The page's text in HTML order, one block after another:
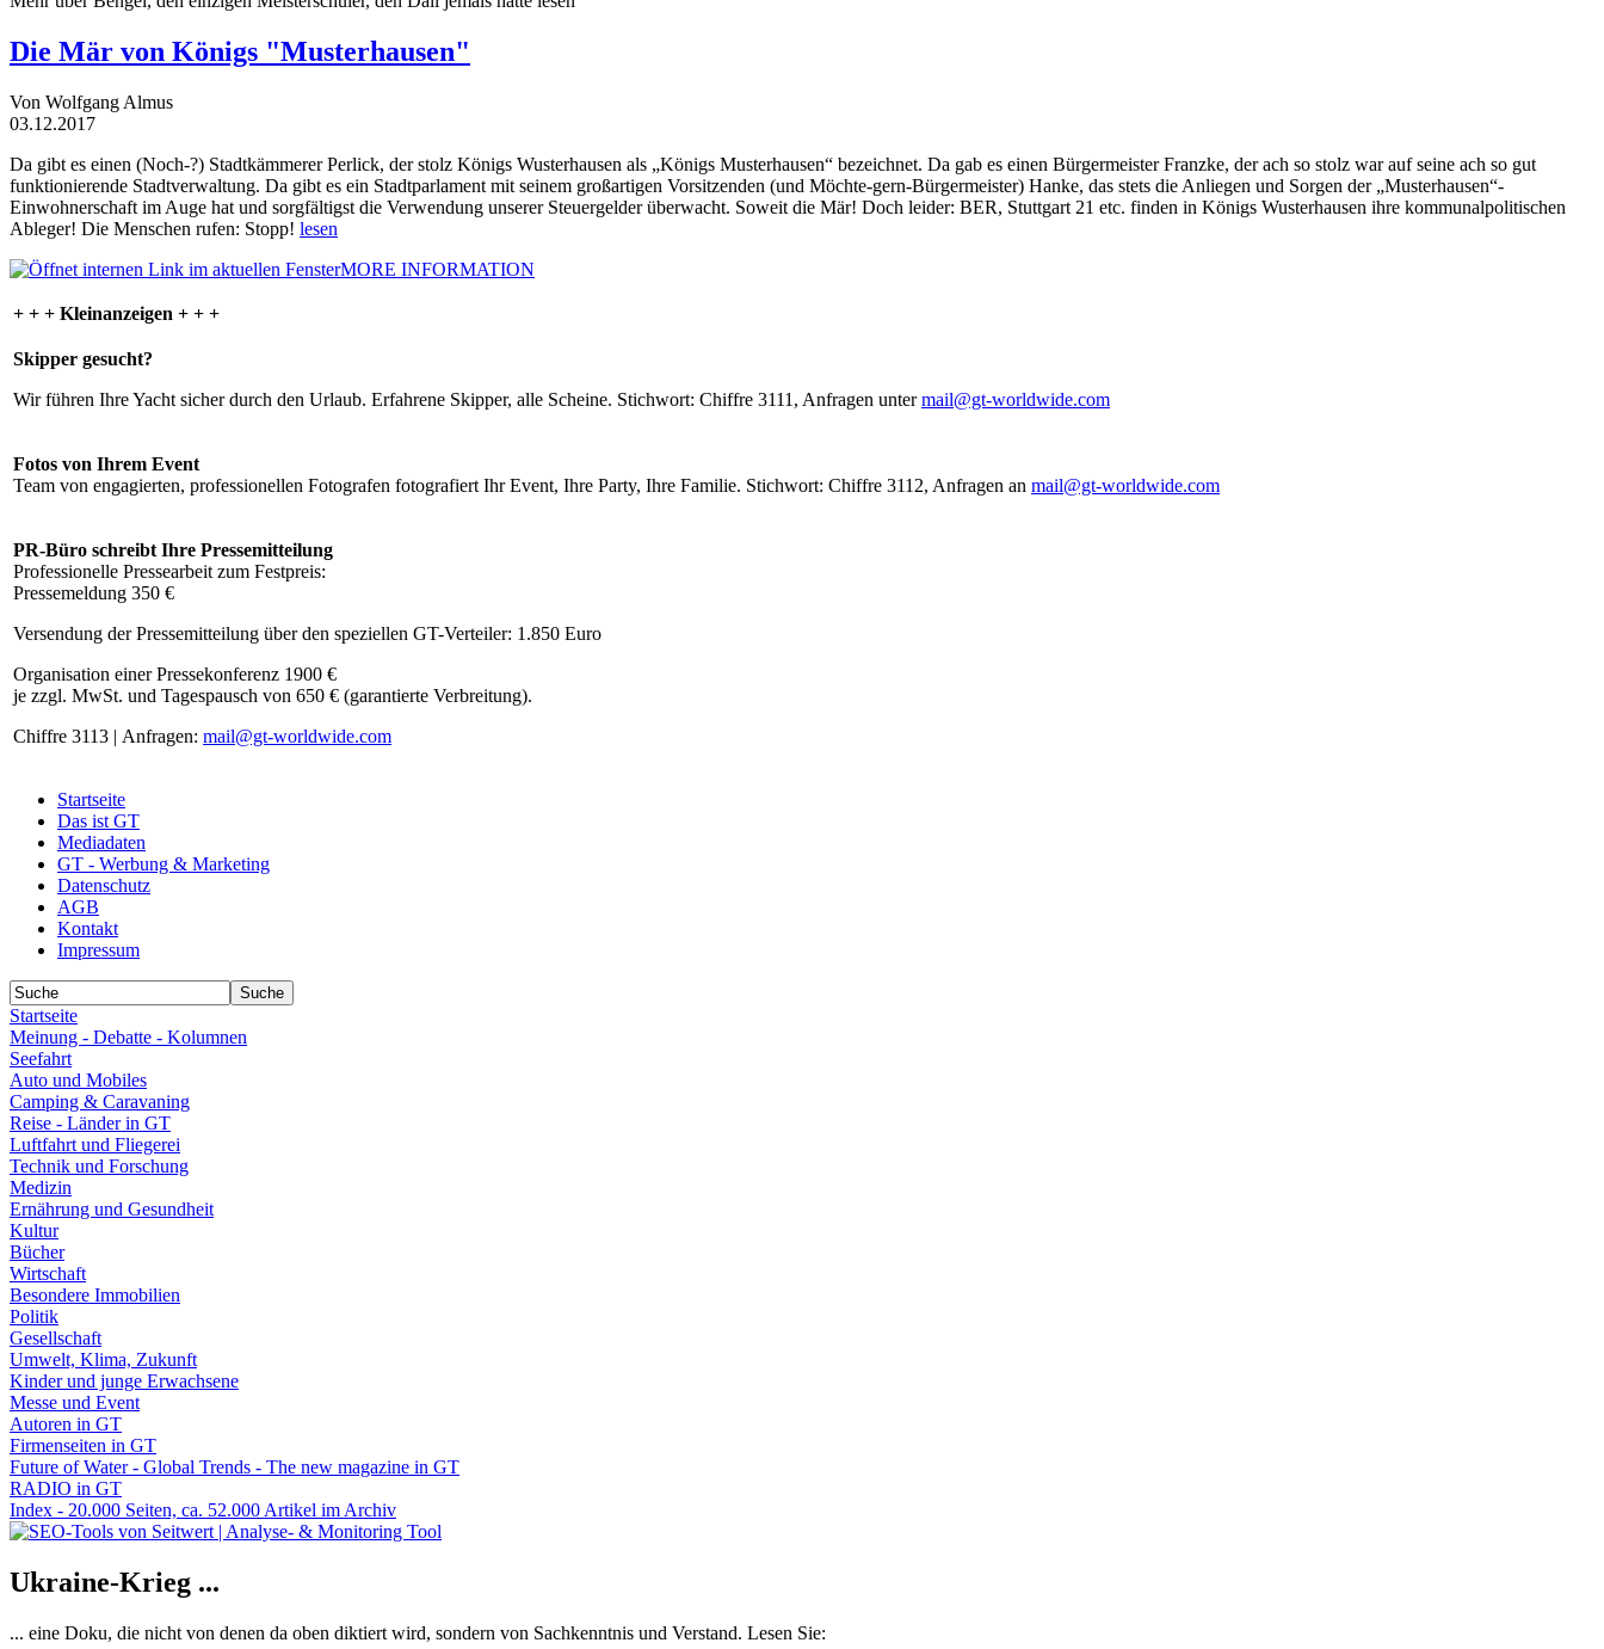
Die Mär von Königs "Musterhausen"
Von Wolfgang Almus
03.12.2017
Da gibt es einen (Noch-?) Stadtkämmerer Perlick, der stolz Königs Wusterhausen als „Königs Musterhausen“ bezeichnet. Da gab es einen Bürgermeister Franzke, der ach so stolz war auf seine ach so gut
funktionierende Stadtverwaltung. Da gibt es ein Stadtparlament mit seinem großartigen Vorsitzenden (und Möchte-gern-Bürgermeister) Hanke, das stets die Anliegen und Sorgen der „Musterhausen“-
Einwohnerschaft im Auge hat und sorgfältigst die Verwendung unserer Steuergelder überwacht. Soweit die Mär! Doch leider: BER, Stuttgart 21 etc. finden in Königs Wusterhausen ihre kommunalpolitischen
Ableger! Die Menschen rufen: Stopp! lesen
MORE INFORMATION
+ + + Kleinanzeigen + + +
Skipper gesucht?
Wir führen Ihre Yacht sicher durch den Urlaub. Erfahrene Skipper, alle Scheine. Stichwort: Chiffre 3111, Anfragen untermail@gt-worldwide.com
Fotos von Ihrem Event
Team von engagierten, professionellen Fotografen fotografiert Ihr Event, Ihre Party, Ihre Familie. Stichwort: Chiffre 3112, Anfragen an mail@gt-worldwide.com
PR-Büro schreibt Ihre Pressemitteilung
Professionelle Pressearbeit zum Festpreis:
Pressemeldung 350 €
Versendung der Pressemitteilung über den speziellen GT-Verteiler: 1.850 Euro
Organisation einer Pressekonferenz 1900 €
je zzgl. MwSt. und Tagespausch von 650 € (garantierte Verbreitung).
Chiffre 3113 | Anfragen: mail@gt-worldwide.com
Startseite
Das ist GT
Mediadaten
GT - Werbung & Marketing
Datenschutz
AGB
Kontakt
Impressum
Startseite
Meinung - Debatte - Kolumnen
Seefahrt
Auto und Mobiles
Camping & Caravaning
Reise - Länder in GT
Luftfahrt und Fliegerei
Technik und Forschung
Medizin
Ernährung und Gesundheit
Kultur
Bücher
Wirtschaft
Besondere Immobilien
Politik
Gesellschaft
Umwelt, Klima, Zukunft
Kinder und junge Erwachsene
Messe und Event
Autoren in GT
Firmenseiten in GT
Future of Water - Global Trends - The new magazine in GT
RADIO in GT
Index - 20.000 Seiten, ca. 52.000 Artikel im Archiv
Ukraine-Krieg ...
... eine Doku, die nicht von denen da oben diktiert wird, sondern von Sachkenntnis und Verstand. Lesen Sie: